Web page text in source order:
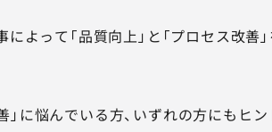
って「品質向上」と「プロセス改善
に悩んでいる方、いずれの方にもヒ